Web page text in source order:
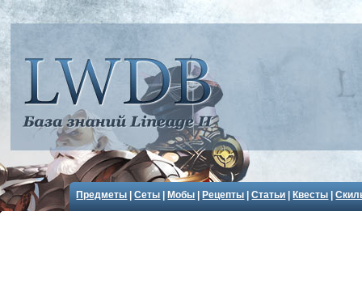
Предметы |Сеты Мобы Рецепты |Статьи Квесты |